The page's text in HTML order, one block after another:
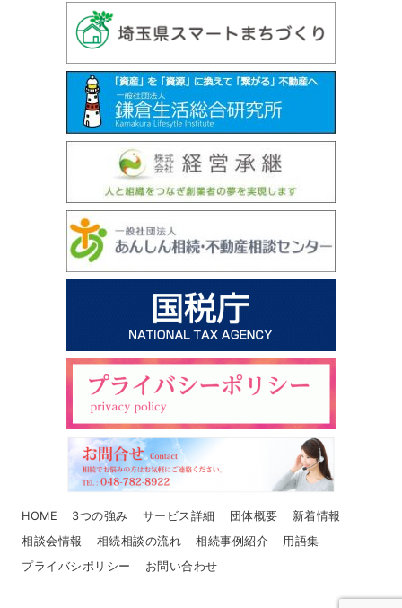
HOME 3つの強み サービス詳細 団体概要
新着情報
相談会情報
相続相談の流れ 相続事例紹介
用語集
プライバシポリシー
お問い合わせ